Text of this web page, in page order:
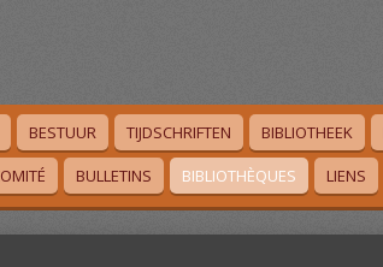
BESTUUR TIJDSCHRIFTEN BIBLIOTHEEK
BULLETINS BIBLIOTHÈQUES LIENS